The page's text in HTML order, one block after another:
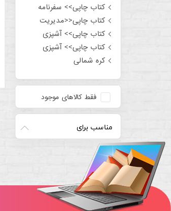
کتاب چاپی>> سفرنامه
کتاب چاپی<<مدیریت
کتاب چاپی>> آشپزی
کتاب چاپی>> آشپزی
کره شمالی
فقط کالاهای موجود
مناسب برای